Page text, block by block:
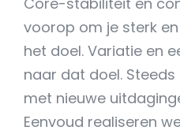
voorop om je sterk
het doel. Variatie en
naar dat doel.
met nieuwe
Eenvoud realiseren